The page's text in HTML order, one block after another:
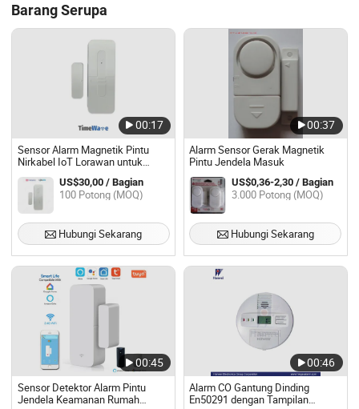
Barang Serupa
00:17
Sensor Alarm Magnetik Pintu
Nirkabel IoT Lorawan untuk
Rumah Pintar
US$30,00 / Bagian
100 Potong (MOQ)
Hubungi Sekarang
00:37
Alarm Sensor Gerak Magnetik
Pintu Jendela Masuk
US$0,36-2,30 / Bagian
3.000 Potong (MOQ)
Hubungi Sekarang
00:45
Sensor Detektor Alarm Pintu
Jendela Keamanan Rumah
00:46
Alarm CO Gantung Dinding
En50291 dengan Tampilan